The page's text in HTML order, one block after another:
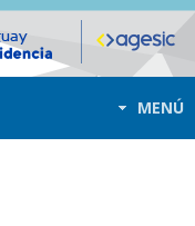
MENÚ